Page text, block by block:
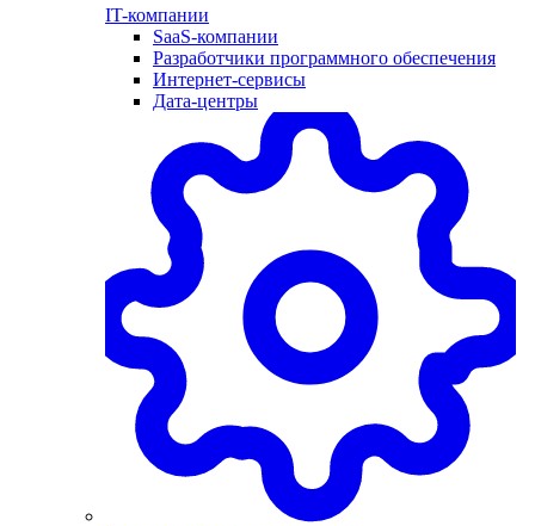
IT-компании
SaaS-компании
Разработчики программного обеспечения
Интернет-сервисы
Дата-центры